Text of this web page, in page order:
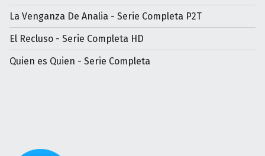
La Venganza De Analia - Serie Completa P2T
El Recluso - Serie Completa HD
Quien es Quien - Serie Completa